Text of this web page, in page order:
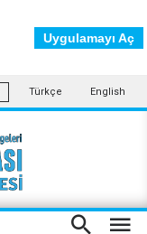
Türkçe English
Uygulamayı Aç